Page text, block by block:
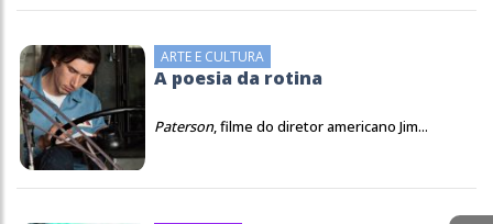
ARTE E CULTURA
A poesia da rotina
Paterson, filme do diretor americano Jim...